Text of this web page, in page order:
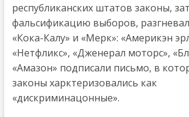
республиканских штатов законы,
фальсификацию выборов,
«Кока-Калу» и «Мерк»: «Америкэн
«Нетфликс», «Дженерал моторс»,
«Амазон» подписали письмо, в
законы харктеризовались как
«дискриминацонные».